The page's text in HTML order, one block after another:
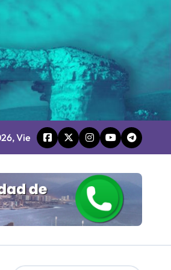
Vie